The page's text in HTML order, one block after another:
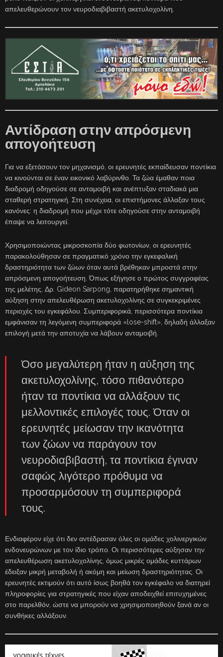
απελευθερώνουν τον νευροδιαβιβαστή ακετυλοχολίνη.
Αντίδραση στην απρόσμενη
απογοήτευση
Για να εξετάσουν τον μηχανισμό, οι ερευνητές εκπαίδευσαν ποντίκια
να κινούνται σε έναν εικονικό λαβύρινθο. Τα ζώα έμαθαν ποια
διαδρομή οδηγούσε σε ανταμοιβή και ανέπτυξαν σταδιακά μια
σταθερή στρατηγική. Στη συνέχεια, οι επιστήμονες άλλαξαν τους
κανόνες: η διαδρομή που μέχρι τότε οδηγούσε στην ανταμοιβή
έπαψε να λειτουργεί.
Χρησιμοποιώντας μικροσκοπία δύο φωτονίων, οι ερευνητές
παρακολούθησαν σε πραγματικό χρόνο την εγκεφαλική
δραστηριότητα των ζώων όταν αυτά βρέθηκαν μπροστά στην
απρόσμενη απογοήτευση. Όπως εξήγησε ο πρώτος συγγραφέας
της μελέτης, Δρ. Gideon Sarpong, παρατηρήθηκε σημαντική
αύξηση στην απελευθέρωση ακετυλοχολίνης σε συγκεκριμένες
περιοχές του εγκεφάλου. Συμπεριφορικά, περισσότερα ποντίκια
εμφάνισαν τη λεγόμενη συμπεριφορά «lose-shift», δηλαδή άλλαξαν
επιλογή μετά την αποτυχία να λάβουν ανταμοιβή.
Όσο μεγαλύτερη ήταν η αύξηση της
ακετυλοχολίνης, τόσο πιθανότερο
ήταν τα ποντίκια να αλλάξουν τις
μελλοντικές επιλογές τους. Όταν οι
ερευνητές μείωσαν την ικανότητα
των ζώων να παράγουν τον
νευροδιαβιβαστή, τα ποντίκια έγιναν
σαφώς λιγότερο πρόθυμα να
προσαρμόσουν τη συμπεριφορά
τους.
Ενδιαφέρον είχε ότι δεν αντέδρασαν όλες οι ομάδες χολινεργικών
ενδονευρώνων με τον ίδιο τρόπο. Οι περισσότερες αύξησαν την
απελευθέρωση ακετυλοχολίνης, όμως μικρές ομάδες κυττάρων
έδειξαν μικρή μεταβολή ή ακόμη και μείωση δραστηριότητας. Οι
ερευνητές εκτιμούν ότι αυτό ίσως βοηθά τον εγκέφαλο να διατηρεί
πληροφορίες για στρατηγικές που είχαν αποδειχθεί επιτυχημένες
στο παρελθόν, ώστε να μπορούν να χρησιμοποιηθούν ξανά αν οι
συνθήκες αλλάξουν.